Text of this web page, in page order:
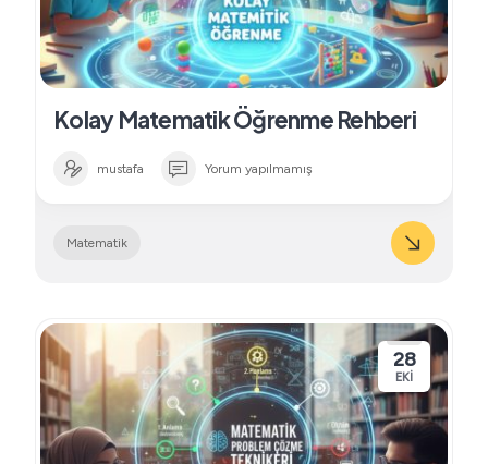
Kolay Matematik Öğrenme Rehberi
mustafa Yorum yapılmamış
Matematik
28
EKI